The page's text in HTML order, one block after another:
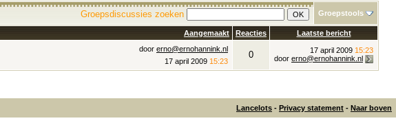
Groepsdiscussies zoeken Groepstools
Aangemaakt Reacties
Laatste bericht
door erno@ernohannink.nl
17 april 2009 15:23
0 17 april 2009 15:23
door erno@ernohannink.nl
Lancelots - Privacy statement - Naar boven